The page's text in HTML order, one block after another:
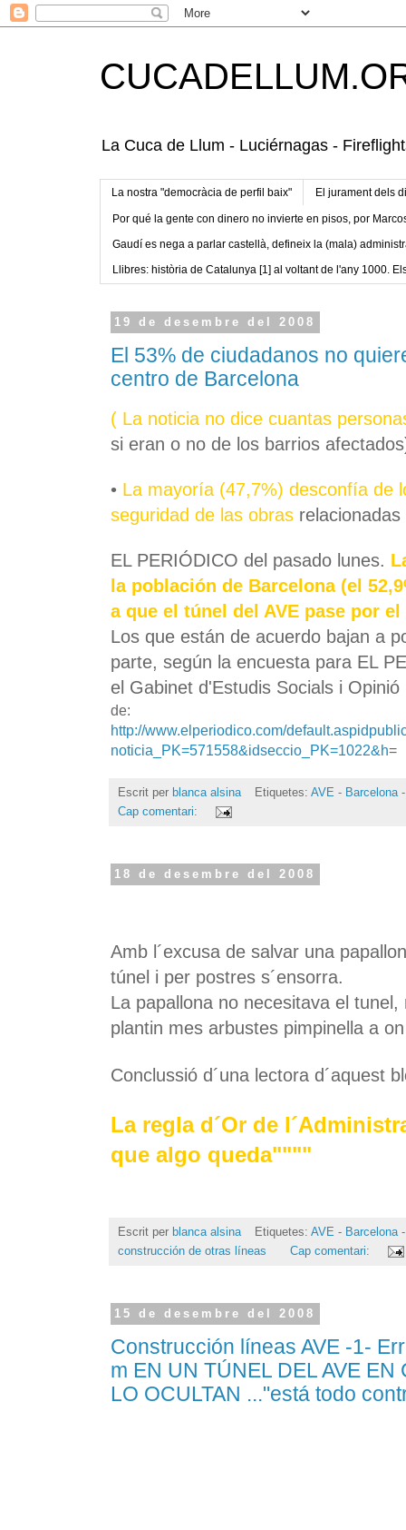
La Cuca de Llum - Luciérnagas -
La nostra "democràcia de perfil baix" El jurament dels
Por qué la gente con dinero no invierte en pisos, por
Gaudí es nega a parlar castellà, defineix la (mala)
Llibres: història de Catalunya [1] al voltant de l'any 1000.
19 de desembre del 2008
El 53% de ciudadanos no
centro de Barcelona
( La noticia no dice cuantas
si eran o no de los barrios
• La mayoría (47,7%) desconfía de
seguridad de las obras
EL PERIÓDICO del pasado lunes.
la población de Barcelona (el
a que el túnel del AVE pase por
Los que están de acuerdo bajan a
parte, según la encuesta para EL
el Gabinet d'Estudis Socials i
de:
http://www.elperiodico.com/
noticia_PK=571558&idseccio_PK=1022&h=
Escrit per blanca alsina Etiquetes: AVE - Barcelona
Cap comentari:
18 de desembre del 2008
Amb l´excusa de salvar una
túnel i per postres s´ensorra.
La papallona no necesitava el
plantin mes arbustes pimpinella a
Conclussió d´una lectora d´aquest
La regla d´Or de
que algo queda""""
Escrit per blanca alsina Etiquetes: AVE - Barcelona
construcción de otras líneas
Cap comentari:
15 de desembre del 2008
Construcción líneas AVE -1-
m EN UN TÚNEL DEL AVE
LO OCULTAN ..."está todo